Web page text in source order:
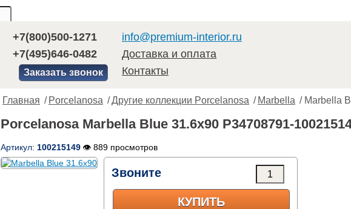
+7(800)500-1271
+7(495)646-0482
Заказать звонок
info@premium-interior.ru
Доставка и оплата
Контакты
Главная / Porcelanosa /Другие коллекции Porcelanosa / Marbella / Marbella
Porcelanosa Marbella Blue 31.6x90 P34708791-
Артикул: 100215149 👁 889 просмотров
Звоните
КУПИТЬ